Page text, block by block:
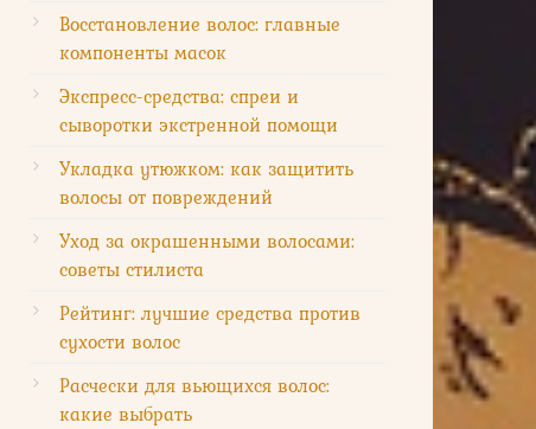
Восстановление волос: главные
компоненты масок
Экспресс-средства: спреи и
сыворотки экстренной помощи
Укладка утюжком: как защитить
волосы от повреждений
Уход за окрашенными волосами:
советы стилиста
Рейтинг: лучшие средства против
сухости волос
Расчески для вьющихся волос:
какие выбрать